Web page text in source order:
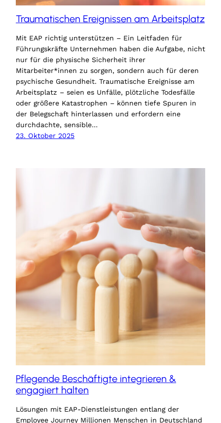
Traumatischen Ereignissen am Arbeitsplatz
Mit EAP richtig unterstützen – Ein Leitfaden für
Führungskräfte Unternehmen haben die Aufgabe, nicht
nur für die physische Sicherheit ihrer
Mitarbeiter*innen zu sorgen, sondern auch für deren
psychische Gesundheit. Traumatische Ereignisse am
Arbeitsplatz – seien es Unfälle, plötzliche Todesfälle
oder größere Katastrophen – können tiefe Spuren in
der Belegschaft hinterlassen und erfordern eine
durchdachte, sensible…
23. Oktober 2025
Pflegende Beschäftigte integrieren &
engagiert halten
Lösungen mit EAP-Dienstleistungen entlang der
Employee Journey Millionen Menschen in Deutschland